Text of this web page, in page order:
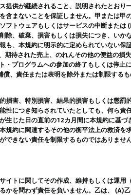
供が継続されること、説明されたとお
含まないことを保証しません。甲または
フトウェアもしくはサービスの中断また
、破棄、損害もしくは損失につき、い
、本規約に明示的に定められていない
待された売上、のれんその他の便益の
プログラムへの参加の終了もしくは停
、責任または表明を除外または制限するも
害、特別損害、結果的損害もしくは懲罰
性につき知らされていたとしても、何ら
生じた日の直前の12カ月間に本規約に基
規約に関連するその他の衡平法上の救済
きない責任を制限するものではありません
イトに関してその作成、維持もしくは運
を問わず責任を負いません。乙は、 (A)